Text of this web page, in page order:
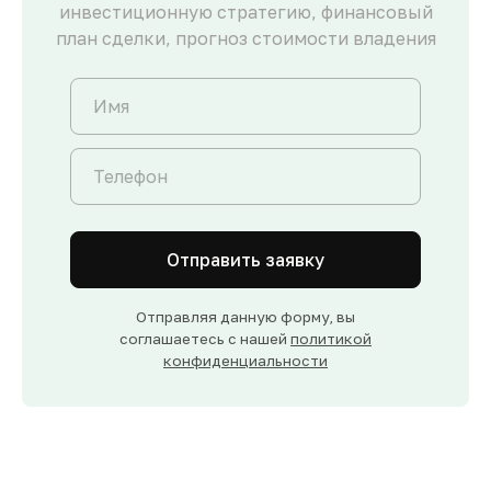
инвестиционную стратегию, финансовый
план сделки, прогноз стоимости владения
Отправить заявку
Отправляя данную форму, вы
соглашаетесь с нашей политикой
конфиденциальности